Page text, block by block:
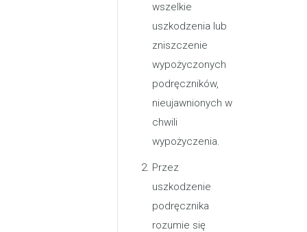
wszelkie
uszkodzenia lub
zniszczenie
wypożyczonych
podręczników,
nieujawnionych w
chwili
wypożyczenia.
Przez
uszkodzenie
podręcznika
rozumie się